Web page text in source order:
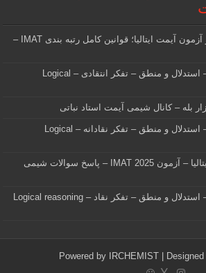
نحوه رتبه بندی داوطلبان در آزمون آیمت ایتالیا؛ قوانین کامل رتبه بندی IMAT –
نمونه سوالات آیمت ایتالیا – استدلال و منطق – تفکر انتقادی – Logical
بله – کانال شیمی آیمت استاد نباتی
نمونه سوالات آیمت ایتالیا – استدلال و منطق – تفکر نقادانه – Logical
پاسخ سوالات آیمت ۲۰۲۵ ایتالیا – آزمون IMAT 2025 – پاسخ سوالات شیمی
نمونه سوالات آیمت ایتالیا – استدلال و منطق – تفکر نقاد – Logical reasoning
Powered by IRCHEMIST |